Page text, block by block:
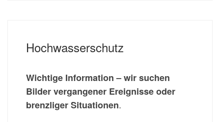
Hochwasserschutz
Wichtige Information – wir suchen
Bilder vergangener Ereignisse oder
brenzliger Situationen.